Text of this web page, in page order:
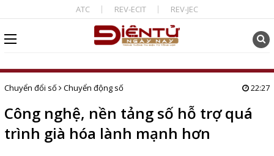
ATC REV-ECIT REV-JEC
Chuyển đổi số Chuyển động số 22:27
Công nghệ, nền tảng số hỗ trợ quá
trình già hóa lành mạnh hơn